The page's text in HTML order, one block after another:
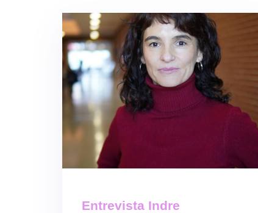
Entrevista Indre